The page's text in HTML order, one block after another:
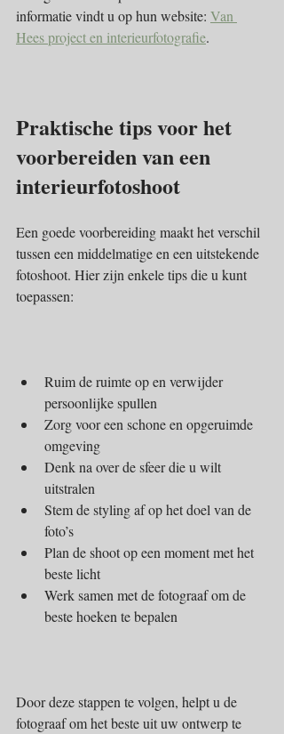
informatie vindt u op hun website: Van
Hees project en interieurfotografie.
Praktische tips voor het
voorbereiden van een
interieurfotoshoot
Een goede voorbereiding maakt het verschil
tussen een middelmatige en een uitstekende
fotoshoot. Hier zijn enkele tips die u kunt
toepassen:
Ruim de ruimte op en verwijder
persoonlijke spullen
Zorg voor een schone en opgeruimde
omgeving
Denk na over de sfeer die u wilt
uitstralen
Stem de styling af op het doel van de
foto’s
Plan de shoot op een moment met het
beste licht
Werk samen met de fotograaf om de
beste hoeken te bepalen
Door deze stappen te volgen, helpt u de
fotograaf om het beste uit uw ontwerp te